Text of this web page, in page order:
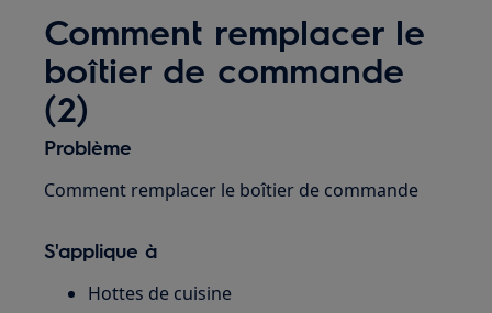
Comment remplacer le
boîtier de commande
(2)
Problème
Comment remplacer le boîtier de commande
S'applique à
Hottes de cuisine